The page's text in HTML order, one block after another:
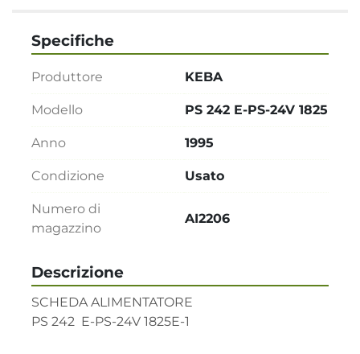
Descrizione
SCHEDA ALIMENTATORE
PS 242  E-PS-24V 1825E-1
Specifiche
Produttore KEBA
Modello PS 242 E-PS-24V 1825
Anno 1995
Condizione Usato
Numero di
magazzino
AI2206